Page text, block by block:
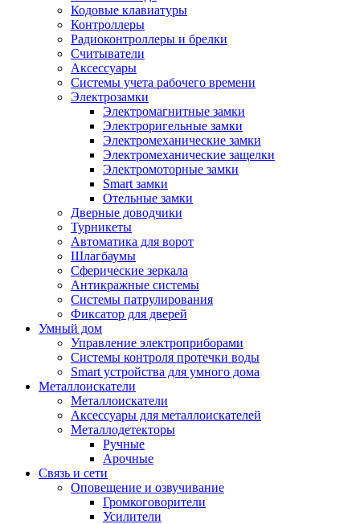
Кодовые клавиатуры
Контроллеры
Радиоконтроллеры и брелки
Считыватели
Аксессуары
Системы учета рабочего времени
Электрозамки
Электромагнитные замки
Электроригельные замки
Электромеханические замки
Электромеханические защелки
Электромоторные замки
Smart замки
Отельные замки
Дверные доводчики
Турникеты
Автоматика для ворот
Шлагбаумы
Сферические зеркала
Антикражные системы
Системы патрулирования
Фиксатор для дверей
Умный дом
Управление электроприборами
Системы контроля протечки воды
Smart устройства для умного дома
Металлоискатели
Металлоискатели
Аксессуары для металлоискателей
Металлодетекторы
Ручные
Арочные
Связь и сети
Оповещение и озвучивание
Громкоговорители
Усилители